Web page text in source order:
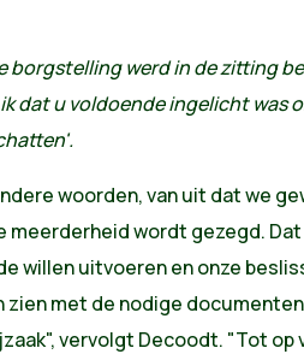
borgstelling werd in de zitting
dat u voldoende ingelicht was
woorden, van uit dat we
meerderheid wordt gezegd. Dat
willen uitvoeren en onze
zien met de nodige
vervolgt Decoodt. "Tot op